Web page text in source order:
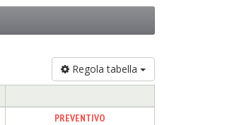
Regola tabella
PREVENTIVO